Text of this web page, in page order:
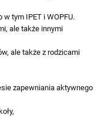
tym IPET i WOPFU.
ale także innymi
ale także z rodzicami
zapewniania aktywnego